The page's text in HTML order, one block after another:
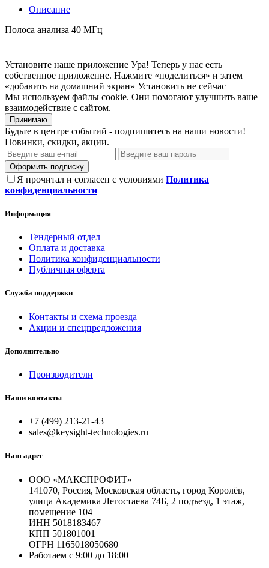
Описание
Полоса анализа 40 МГц
Установите наше приложение Ура! Теперь у нас есть
собственное приложение. Нажмите «поделиться» и затем
«добавить на домашний экран» Установить не сейчас
Мы используем файлы cookie. Они помогают улучшить ваше
взаимодействие с сайтом.
Принимаю
Будьте в центре событий - подпишитесь на наши новости!
Новинки, скидки, акции.
Оформить подписку
Я прочитал и согласен с условиями Политика
конфиденциальности
Информация
Тендерный отдел
Оплата и доставка
Политика конфиденциальности
Публичная оферта
Служба поддержки
Контакты и схема проезда
Акции и спецпредложения
Дополнительно
Производители
Наши контакты
+7 (499) 213-21-43
sales@keysight-technologies.ru
Наш адрес
ООО «МАКСПРОФИТ»
141070, Россия, Московская область, город Королёв,
улица Академика Легостаева 74Б, 2 подъезд, 1 этаж,
помещение 104
ИНН 5018183467
КПП 501801001
ОГРН 1165018050680
Работаем с 9:00 до 18:00